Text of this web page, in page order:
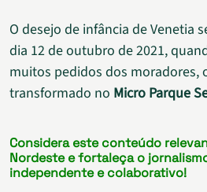
O desejo de infância de Venetia
dia 12 de outubro de 2021,
muitos pedidos dos moradores,
transformado no Micro Parque
Considera este conteúdo
Nordeste e fortaleça o
independente e colaborativo!